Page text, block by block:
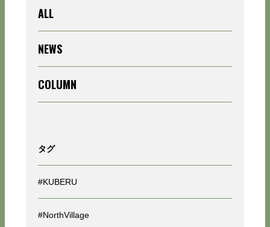
ALL
NEWS
COLUMN
タグ
#KUBERU
#NorthVillage